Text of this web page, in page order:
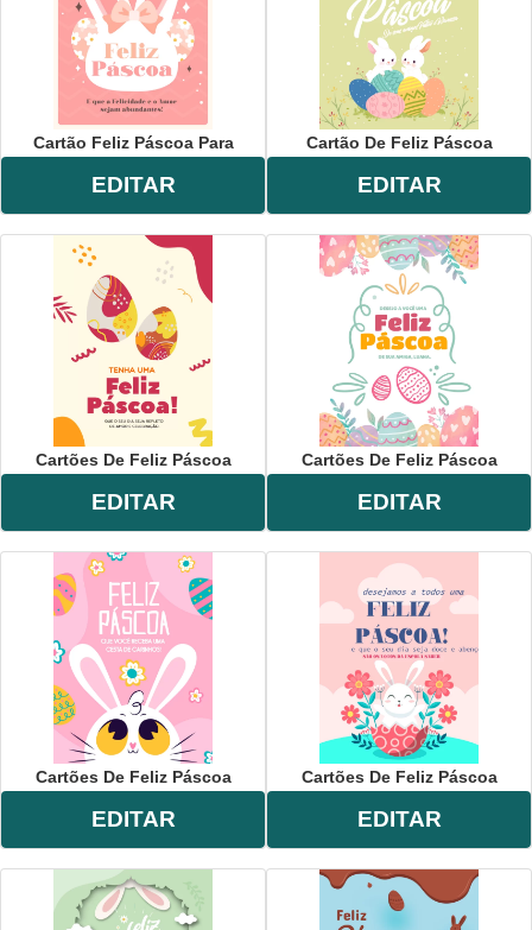
Cartão Feliz Páscoa Para
EDITAR
Cartão De Feliz Páscoa
EDITAR
Cartões De Feliz Páscoa
EDITAR
Cartões De Feliz Páscoa
EDITAR
Cartões De Feliz Páscoa
EDITAR
Cartões De Feliz Páscoa
EDITAR